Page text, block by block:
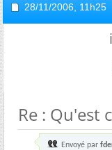
28/11/2006, 11h25
Re : Qu'est
Envoyé par